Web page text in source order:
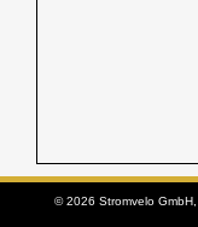
© 2026 Stromvelo